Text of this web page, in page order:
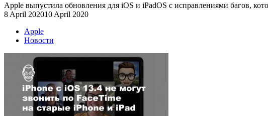
Apple выпустила обновления для iOS и iPadOS с исправлениями багов,
8 April 202010 April 2020
Apple
Новости